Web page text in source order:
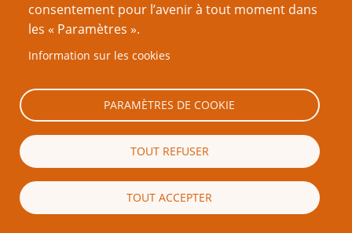
Qu’est ce qu’on peut faire de ça ?
D’abord, il faudrait savoir dans quel type
dans quel pays, à quel niveau d’études, et
accessoirement, quelles matières enseignées ? Je
connais mal le système scolaire et universitaire
américain..., donc je vais rester dans les grandes lignes :
si on prend comme élément de référence un lycée
français, l’assistant serait plutôt un préparateur ; si on
est à un niveau universitaire, c’est probablement un
consentement pour l’avenir à tout moment dans
les « Paramètres ».
Information sur les cookies
PARAMÈTRES DE COOKIE
TOUT REFUSER
TOUT ACCEPTER